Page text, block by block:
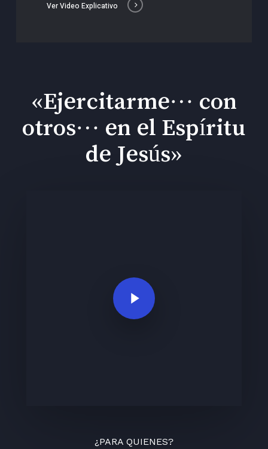
Ver Video Explicativo
«Ejercitarme… con
otros… en el Espíritu
de Jesús»
Play Video
¿PARA QUIENES?